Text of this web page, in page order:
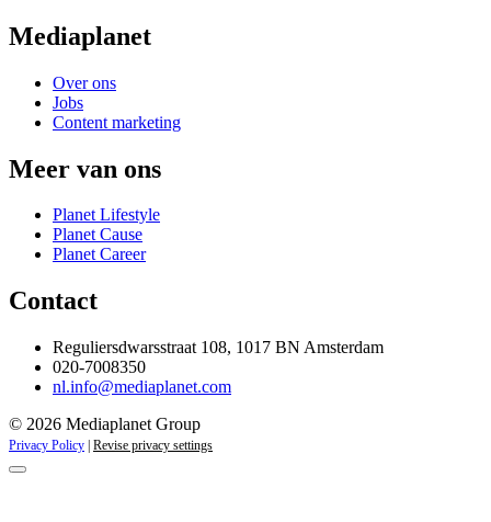
Mediaplanet
Over ons
Jobs
Content marketing
Meer van ons
Planet Lifestyle
Planet Cause
Planet Career
Contact
Reguliersdwarsstraat 108, 1017 BN Amsterdam
020-7008350
nl.info@mediaplanet.com
© 2026 Mediaplanet Group
Privacy Policy Revise privacy settings